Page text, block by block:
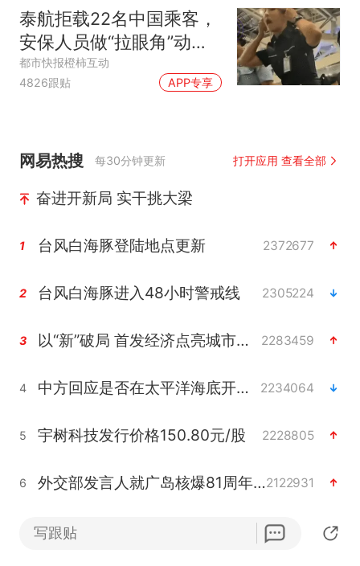
泰航拒载22名中国乘客，
安保人员做“拉眼角”动
作，泰国机场最新回应：
拒绝登机决定由航司作
都市快报橙柿互动
4826跟贴
APP专享
网易热搜 每30分钟更新 打开应用 查看全部
奋进开新局 实干挑大梁
1 台风白海豚登陆地点更新 2372677
2 台风白海豚进入48小时警戒线 2305224
3 以“新”破局 首发经济点亮城市消费活力 2283459
4 中方回应是否在太平洋海底开采稀土 2234064
5 宇树科技发行价格150.80元/股 2228805
6 外交部发言人就广岛核爆81周年等答记者问2122931
吉林一“温度计大楼”读数爆表 2062622
写跟贴